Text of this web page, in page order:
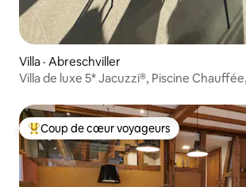
Villa · Abreschviller
Villa de luxe 5* Jacuzzi®, Piscine
Coup de cœur voyageurs parmi les plus
Coup de cœur voyageurs